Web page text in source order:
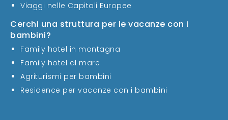
Viaggi nelle Capitali Europee
Cerchi una struttura per le vacanze con i
bambini?
Family hotel in montagna
Family hotel al mare
Agriturismi per bambini
Residence per vacanze con i bambini